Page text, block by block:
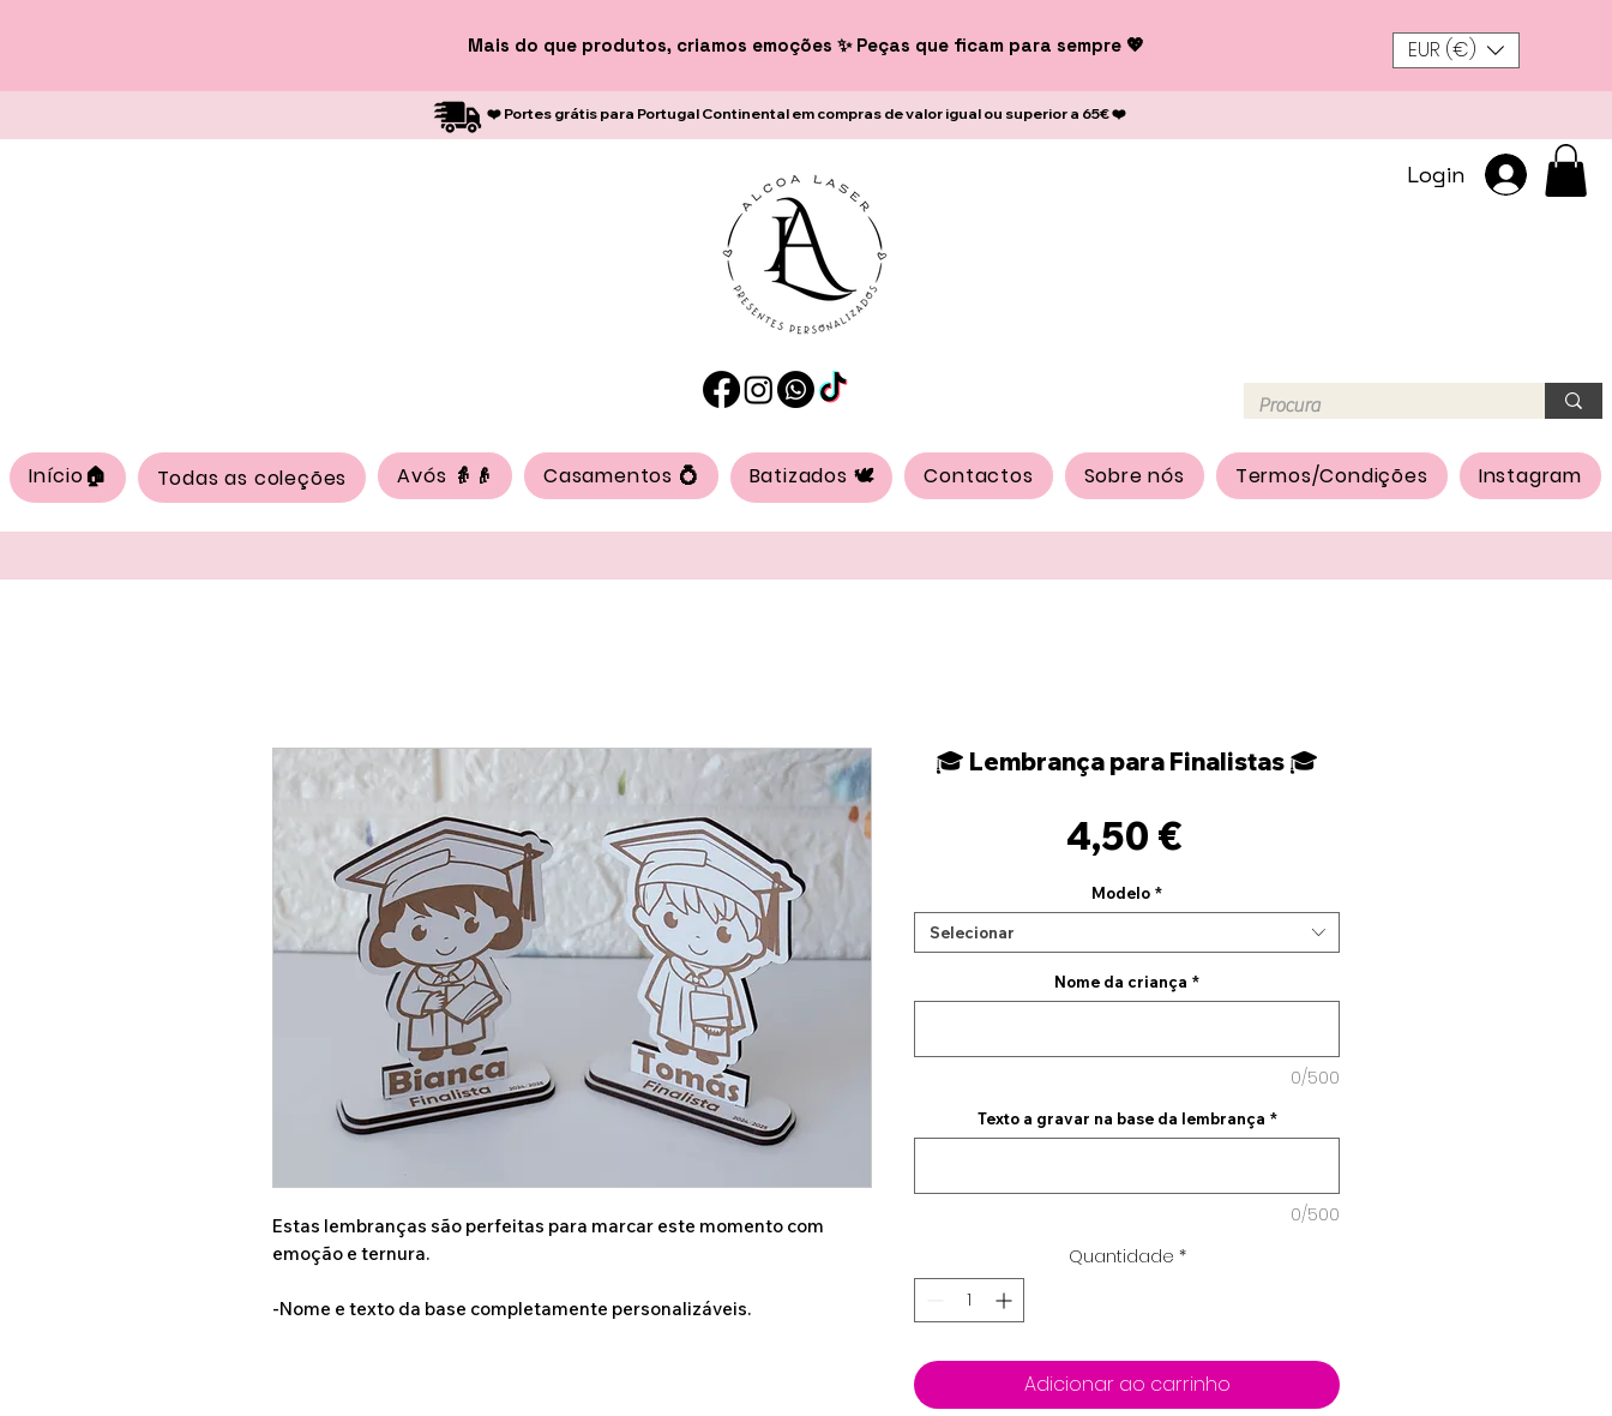
Mais do que produtos, criamos emoções ✨ Peças que ficam para sempre 💖 EUR (€)
❤️ Portes grátis para Portugal Continental em compras de valor igual ou superior a 65€ ❤️
Login
Início🏠 Todas as coleções Avós 👵👴 Casamentos 💍 Batizados 🕊️ Contactos Sobre nós Termos/Condições Instagram
Estas lembranças são perfeitas para marcar este momento com
emoção e ternura.
-Nome e texto da base completamente personalizáveis.
🎓 Lembrança para Finalistas 🎓
4,50 €Preço
Modelo *
Selecionar
Nome da criança *
0/500
Texto a gravar na base da lembrança *
0/500
Quantidade *
Adicionar ao carrinho